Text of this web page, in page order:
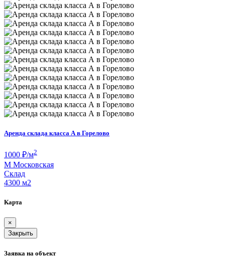
Аренда склада класса А в Горелово
1000 ₽/м2
М Московская
Склад
4300 м2
Карта
×
Закрыть
Заявка на объект